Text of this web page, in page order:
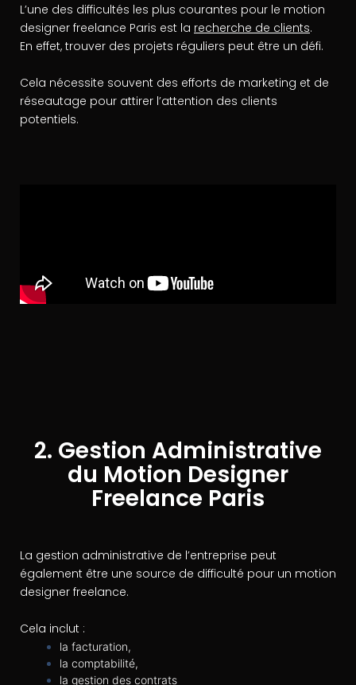
L’une des difficultés les plus courantes pour le motion
designer freelance Paris est la recherche de clients.
En effet, trouver des projets réguliers peut être un défi.
Cela nécessite souvent des efforts de marketing et de
réseautage pour attirer l’attention des clients
potentiels.
2. Gestion Administrative
du Motion Designer
Freelance Paris
La gestion administrative de l’entreprise peut
également être une source de difficulté pour un motion
designer freelance.
Cela inclut :
la facturation,
la comptabilité,
la gestion des contrats